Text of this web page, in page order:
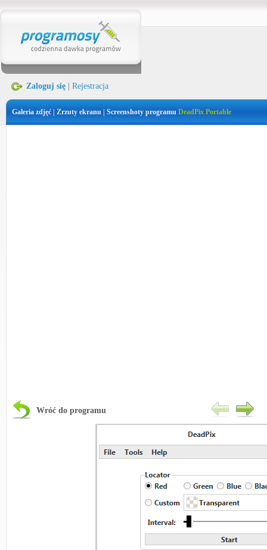
Zaloguj się Rejestracja
Galeria zdjęć | Zrzuty ekranu | Screenshoty programu DeadPix Portable
Wróć do programu